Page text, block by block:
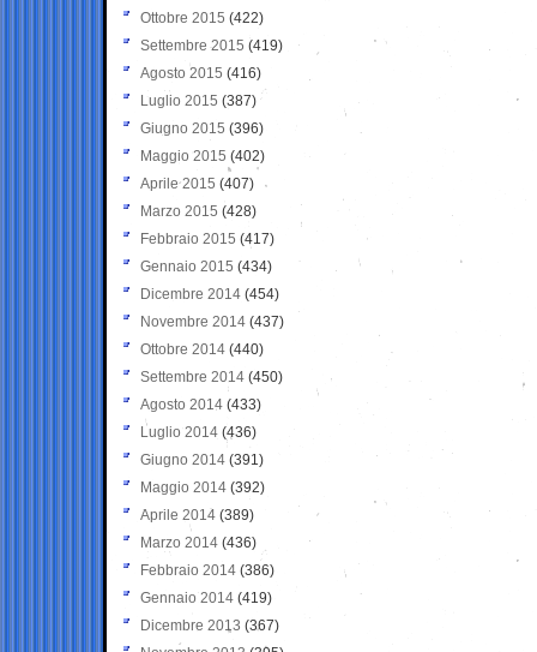
Ottobre 2015 (422)
Settembre 2015 (419)
Agosto 2015 (416)
Luglio 2015 (387)
Giugno 2015 (396)
Maggio 2015 (402)
Aprile 2015 (407)
Marzo 2015 (428)
Febbraio 2015 (417)
Gennaio 2015 (434)
Dicembre 2014 (454)
Novembre 2014 (437)
Ottobre 2014 (440)
Settembre 2014 (450)
Agosto 2014 (433)
Luglio 2014 (436)
Giugno 2014 (391)
Maggio 2014 (392)
Aprile 2014 (389)
Marzo 2014 (436)
Febbraio 2014 (386)
Gennaio 2014 (419)
Dicembre 2013 (367)